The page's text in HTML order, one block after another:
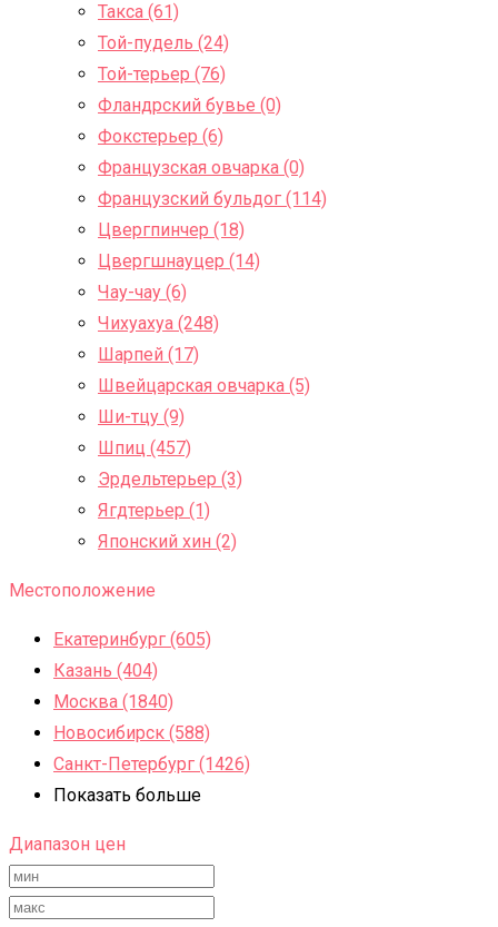
Такса (61)
Той-пудель (24)
Той-терьер (76)
Фландрский бувье (0)
Фокстерьер (6)
Французская овчарка (0)
Французский бульдог (114)
Цвергпинчер (18)
Цвергшнауцер (14)
Чау-чау (6)
Чихуахуа (248)
Шарпей (17)
Швейцарская овчарка (5)
Ши-тцу (9)
Шпиц (457)
Эрдельтерьер (3)
Ягдтерьер (1)
Японский хин (2)
Местоположение
Екатеринбург (605)
Казань (404)
Москва (1840)
Новосибирск (588)
Санкт-Петербург (1426)
Показать больше
Диапазон цен